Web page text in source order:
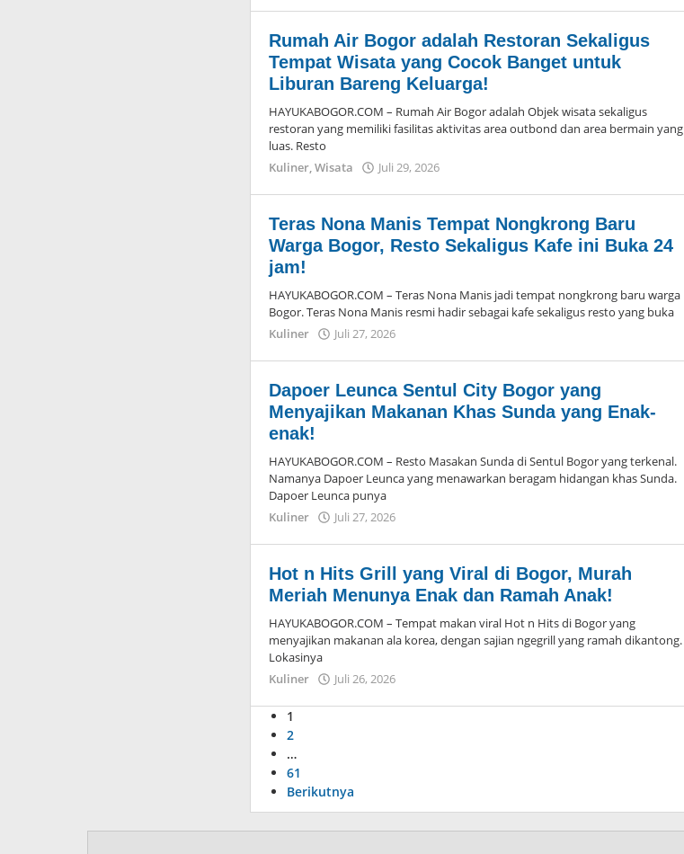
Rumah Air Bogor adalah Restoran Sekaligus
Tempat Wisata yang Cocok Banget untuk
Liburan Bareng Keluarga!
HAYUKABOGOR.COM – Rumah Air Bogor adalah Objek wisata sekaligus
restoran yang memiliki fasilitas aktivitas area outbond dan area bermain yang
luas. Resto
Kuliner,Wisata Juli 29, 2026
Teras Nona Manis Tempat Nongkrong Baru
Warga Bogor, Resto Sekaligus Kafe ini Buka 24
jam!
HAYUKABOGOR.COM – Teras Nona Manis jadi tempat nongkrong baru warga
Bogor. Teras Nona Manis resmi hadir sebagai kafe sekaligus resto yang buka
Kuliner
Juli 27, 2026
Dapoer Leunca Sentul City Bogor yang
Menyajikan Makanan Khas Sunda yang Enak-
enak!
HAYUKABOGOR.COM – Resto Masakan Sunda di Sentul Bogor yang terkenal.
Namanya Dapoer Leunca yang menawarkan beragam hidangan khas Sunda.
Dapoer Leunca punya
Kuliner
Juli 27, 2026
Hot n Hits Grill yang Viral di Bogor, Murah
Meriah Menunya Enak dan Ramah Anak!
HAYUKABOGOR.COM – Tempat makan viral Hot n Hits di Bogor yang
menyajikan makanan ala korea, dengan sajian ngegrill yang ramah dikantong.
Lokasinya
Kuliner
Juli 26, 2026
1
2
…
61
Berikutnya